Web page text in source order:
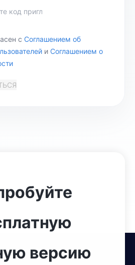
с Соглашением об
и Соглашением о
версию